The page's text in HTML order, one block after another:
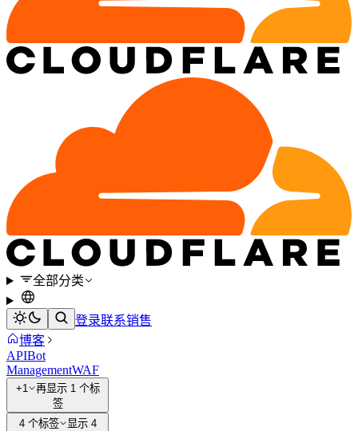
全部分类
登录联系销售
博客
APIBot
ManagementWAF
+1
再显示 1 个标
签
4 个标签
显示 4